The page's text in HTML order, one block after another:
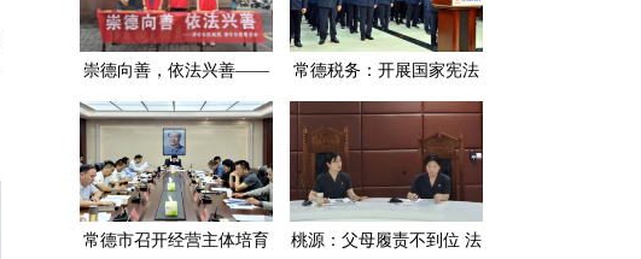
崇德向善，依法兴善——
常德市民政局组织开展第
九个“中华慈善日”系列主
题宣传活动
常德税务：开展国家宪法
日宪法宣誓活动
常德市召开经营主体培育
桃源：父母履责不到位 法